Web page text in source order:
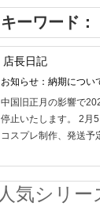
キーワード：
店長日記
お知らせ：納期につい
中国旧正月の影響で
停止いたします。 2月
コスプレ制作、発送予
人気シリー